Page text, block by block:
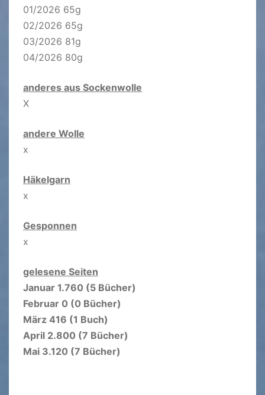
01/2026 65g
02/2026 65g
03/2026 81g
04/2026 80g
anderes aus Sockenwolle
X
andere Wolle
x
Häkelgarn
x
Gesponnen
x
gelesene Seiten
Januar 1.760 (5 Bücher)
Februar 0 (0 Bücher)
März 416 (1 Buch)
April 2.800 (7 Bücher)
Mai 3.120 (7 Bücher)